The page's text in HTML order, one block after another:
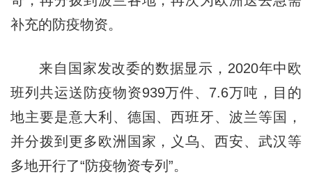
补充的防疫物资。
来自国家发改委的数据显示，2020年中欧
班列共运送防疫物资939万件、7.6万吨，目的
地主要是意大利、德国、西班牙、波兰等国，
并分拨到更多欧洲国家，义乌、西安、武汉等
多地开行了“防疫物资专列”。